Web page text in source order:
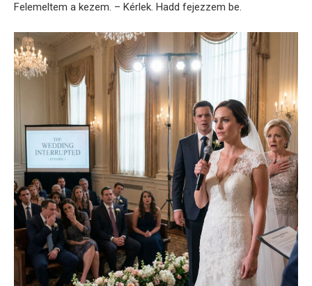
Felemeltem a kezem. – Kérlek. Hadd fejezzem be.